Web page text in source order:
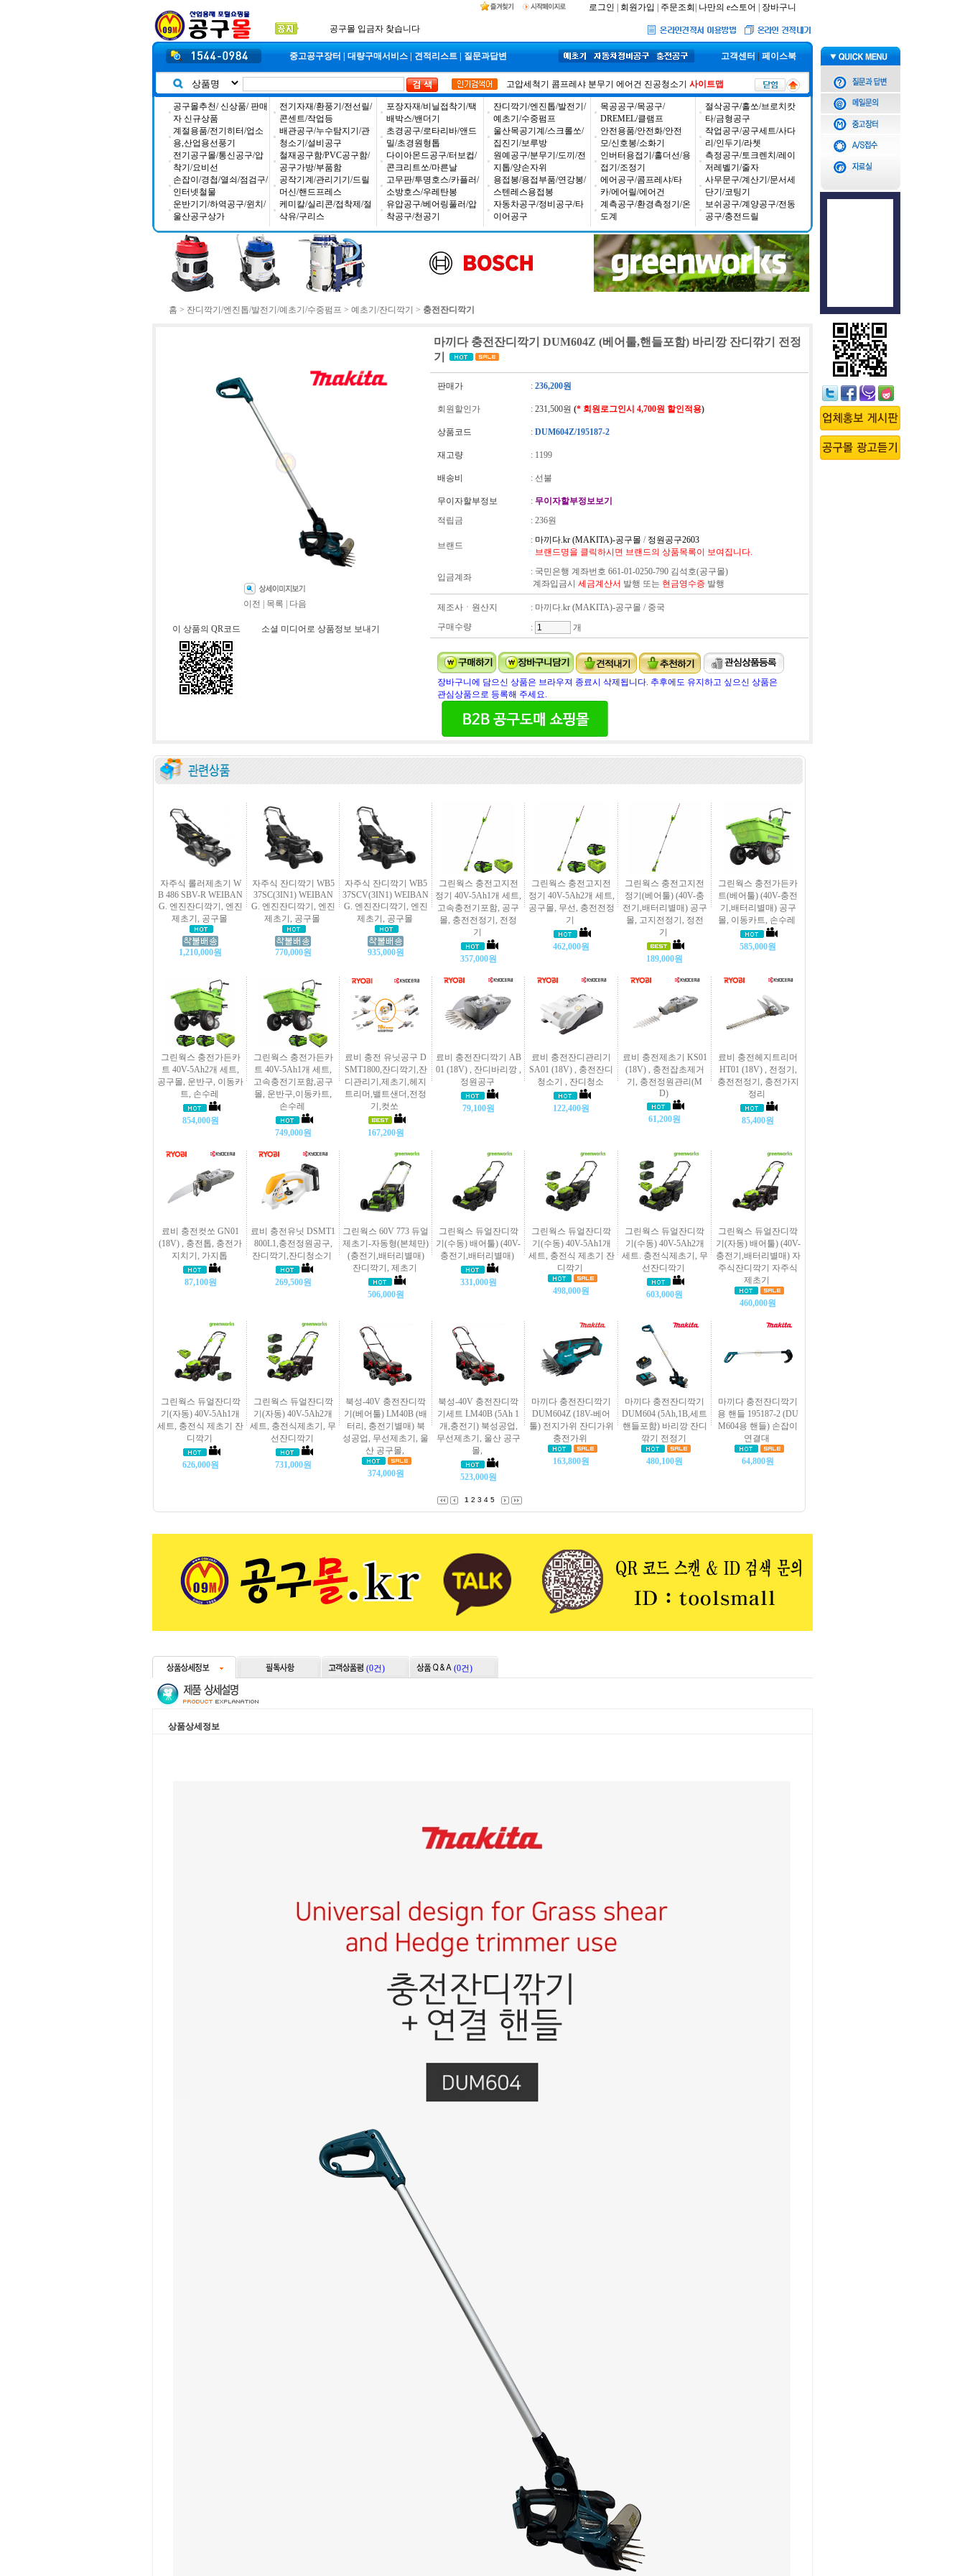
로그인 회원가입 주문조회 나만의 e스토어 장바구니
입금자 *덕진 고객님 찾습니다
중고공구장터 대량구매서비스 견적리스트 질문과답변 고객센터 페이스북
고압세척기 콤프레샤 분무기 에어건 진공청소기 사이트맵
공구몰추천/ 신상품/ 판매
자 신규상품
계절용품/전기히터/업소
용,산업용선풍기
전기공구몰/통신공구/압
착기/요비선
손잡이/경첩/열쇠/점검구/
인터넷철물
운반기기/하역공구/윈치/
울산공구상가
전기자재/환풍기/전선릴/
콘센트/작업등
배관공구/누수탐지기/관
청소기/설비공구
철재공구함/PVC공구함/
공구가방/부품함
공작기계/관리기기/드릴
머신/핸드프레스
케미칼/실리콘/접착제/절
삭유/구리스
포장자재/비닐접착기/택
배박스/밴더기
초경공구/로타리바/앤드
밀/초경원형톱
다이아몬드공구/터보컵/
콘크리트쏘/마른날
고무판/투명호스/카플러/
소방호스/우레탄봉
유압공구/베어링풀러/압
착공구/천공기
잔디깍기/엔진톱/발전기/
예초기/수중펌프
울산목공기계/스크롤쏘/
집진기/보루방
원예공구/분무기/도끼/전
지톱/양손자위
용접봉/용접부품/연강봉/
스텐레스용접봉
자동차공구/정비공구/타
이어공구
목공공구/목공구/
DREMEL/클램프
안전용품/안전화/안전
모/신호봉/소화기
인버터용접기/홀더선/용
접기/조정기
에어공구/콤프레샤/타
카/에어릴/에어건
계측공구/환경측정기/온
도계
절삭공구/홀쏘/브로치캇
타/금형공구
작업공구/공구세트/사다
리/인두기/라쳇
측정공구/토크렌치/레이
저레벨기/줄자
사무문구/계산기/문서세
단기/코팅기
보쉬공구/계양공구/전동
공구/충전드릴
홈 > 잔디깍기/엔진톱/발전기/예초기/수중펌프 > 예초기/잔디깍기 > 충전잔디깍기
이전 목록 다음
이 상품의 QR코드 소셜 미디어로 상품정보 보내기
마끼다 충전잔디깍기 DUM604Z (베어툴,핸들포함) 바리깡 잔디깎기 전정
기
판매가 : 236,200원
회원할인가 : 231,500원 (* 회원로그인시 4,700원 할인적용)
상품코드 : DUM604Z/195187-2
재고량 : 1199
배송비 : 선불
무이자할부정보 : 무이자할부정보보기
적립금
: 236원
브랜드
: 마끼다.kr (MAKITA)-공구몰 / 정원공구2603
브랜드명을 클릭하시면 브랜드의 상품목록이 보여집니다.
입금계좌
: 국민은행 계좌번호 661-01-0250-790 김석호(공구몰)
계좌입금시 세금계산서 발행 또는 현금영수증 발행
제조사ㆍ원산지
: 마끼다.kr (MAKITA)-공구몰 / 중국
구매수량
: 개
장바구니에 담으신 상품은 브라우져 종료시 삭제됩니다. 추후에도 유지하고 싶으신 상품은
관심상품으로 등록해 주세요.
자주식 롤러제초기 W
B 486 SBV-R WEIBAN
G. 엔진잔디깍기, 엔진
제초기, 공구몰
1,210,000원
자주식 잔디깍기 WB5
37SC(3IN1) WEIBAN
G. 엔진잔디깍기, 엔진
제초기, 공구몰
770,000원
자주식 잔디깍기 WB5
37SCV(3IN1) WEIBAN
G. 엔진잔디깍기, 엔진
제초기, 공구몰
935,000원
그린웍스 충전고지전
정기 40V-5Ah1개 세트,
고속충전기포함, 공구
몰, 충전전정기, 전정
기
357,000원
그린웍스 충전고지전
정기 40V-5Ah2개 세트,
공구몰, 무선, 충전전정
기
462,000원
그린웍스 충전고지전
정기(베어툴) (40V-충
전기,배터리별매) 공구
몰, 고지전정기, 정전
기
189,000원
그린웍스 충전가든카
트(베어툴) (40V-충전
기,배터리별매) 공구
몰, 이동카트, 손수레
585,000원
그린웍스 충전가든카
트 40V-5Ah2개 세트,
공구몰, 운반구, 이동카
트, 손수레
854,000원
그린웍스 충전가든카
트 40V-5Ah1개 세트,
고속충전기포함,공구
몰, 운반구,이동카트,
손수레
749,000원
료비 충전 유닛공구 D
SMT1800,잔디깍기,잔
디관리기,제초기,헤지
트리머,밸트샌더,전정
기,컷쏘
167,200원
료비 충전잔디깍기 AB
01 (18V) , 잔디바리깡 ,
정원공구
79,100원
료비 충전잔디관리기
SA01 (18V) , 충전잔디
청소기 , 잔디청소
122,400원
료비 충전제초기 KS01
(18V) , 충전잡초제거
기, 충전정원관리(M
D)
61,200원
료비 충전헤지트리머
HT01 (18V) , 전정기,
충전전정기, 충전가지
정리
85,400원
료비 충전컷쏘 GN01
(18V) , 충전톱, 충전가
지치기, 가지톱
87,100원
료비 충전유닛 DSMT1
800L1,충전정원공구,
잔디깍기,잔디청소기
269,500원
그린웍스 60V 773 듀얼
제초기-자동형(본체만)
(충전기,배터리별매)
잔디깍기, 제초기
506,000원
그린웍스 듀얼잔디깍
기(수동) 배어툴) (40V-
충전기,배터리별매)
331,000원
그린웍스 듀얼잔디깍
기(수동) 40V-5Ah1개
세트, 충전식 제초기 잔
디깍기
498,000원
그린웍스 듀얼잔디깍
기(수동) 40V-5Ah2개
세트. 충전식제초기, 무
선잔디깍기
603,000원
그린웍스 듀얼잔디깍
기(자동) 배어툴) (40V-
충전기,배터리별매) 자
주식잔디깍기 자주식
제초기
460,000원
그린웍스 듀얼잔디깍
기(자동) 40V-5Ah1개
세트, 충전식 제초기 잔
디깍기
626,000원
그린웍스 듀얼잔디깍
기(자동) 40V-5Ah2개
세트, 충전식제초기, 무
선잔디깍기
731,000원
북성-40V 충전잔디깍
기(베어툴) LM40B (배
터리, 충전기별매) 북
성공업, 무선제초기, 울
산 공구몰,
374,000원
북성-40V 충전잔디깍
기세트 LM40B (5Ah 1
개,충전기) 북성공업,
무선제초기, 울산 공구
몰,
523,000원
마끼다 충전잔디깍기
DUM604Z (18V-베어
툴) 전지가위 잔디가위
충전가위
163,800원
마끼다 충전잔디깍기
DUM604 (5Ah,1B,세트
핸들포함) 바리깡 잔디
깎기 전정기
480,100원
마끼다 충전잔디깍기
용 핸들 195187-2 (DU
M604용 핸들) 손잡이
연결대
64,800원
1 2 3 4 5
(0건) (0건)
상품상세정보